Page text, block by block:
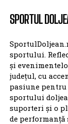
SPORTUL
sportului.
și
județul, cu
pasiune pentru
sportului
suporteri și o
de performanță